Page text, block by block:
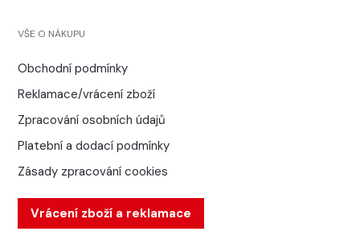
VŠE O NÁKUPU
Obchodní podmínky
Reklamace/vrácení zboží
Zpracování osobních údajů
Platební a dodací podmínky
Zásady zpracování cookies
Vrácení zboží a reklamace